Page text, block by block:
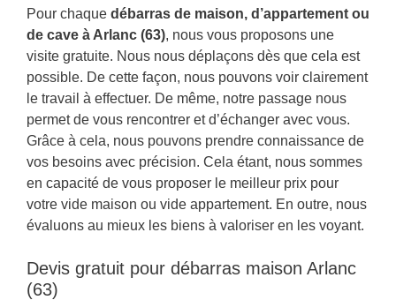
Pour chaque débarras de maison, d’appartement ou
de cave à Arlanc (63), nous vous proposons une
visite gratuite. Nous nous déplaçons dès que cela est
possible. De cette façon, nous pouvons voir clairement
le travail à effectuer. De même, notre passage nous
permet de vous rencontrer et d’échanger avec vous.
Grâce à cela, nous pouvons prendre connaissance de
vos besoins avec précision. Cela étant, nous sommes
en capacité de vous proposer le meilleur prix pour
votre vide maison ou vide appartement. En outre, nous
évaluons au mieux les biens à valoriser en les voyant.
Devis gratuit pour débarras maison Arlanc
(63)